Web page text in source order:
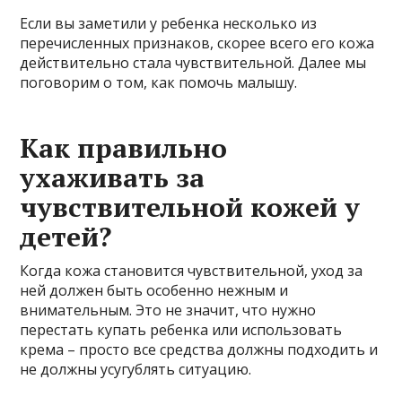
Если вы заметили у ребенка несколько из
перечисленных признаков, скорее всего его кожа
действительно стала чувствительной. Далее мы
поговорим о том, как помочь малышу.
Как правильно
ухаживать за
чувствительной кожей у
детей?
Когда кожа становится чувствительной, уход за
ней должен быть особенно нежным и
внимательным. Это не значит, что нужно
перестать купать ребенка или использовать
крема – просто все средства должны подходить и
не должны усугублять ситуацию.